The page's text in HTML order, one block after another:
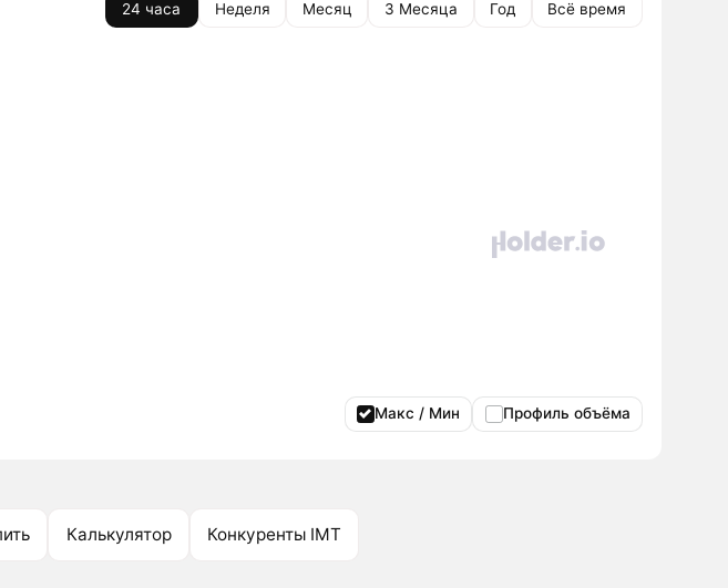
24 часа Неделя Месяц 3 Месяца Год Всё время
Макс / Мин Профиль объёма
Калькулятор Конкуренты IMT